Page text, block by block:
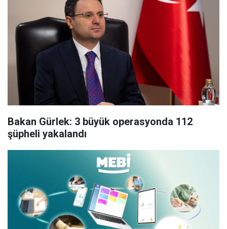
Bakan Gürlek: 3 büyük operasyonda 112
şüpheli yakalandı